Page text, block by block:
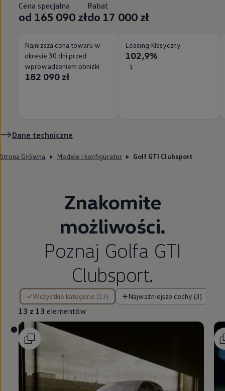
Cena specjalna
od 165 090 zł
Rabat
do 17 000 zł
Najniższa cena towaru w
okresie 30 dni przed
wprowadzeniem obniżki
182 090 zł
Leasing Klasyczny
102,9%
1
Dane techniczne
Strona Główna Modele i konfigurator Golf GTI Clubsport
Znakomite
możliwości.
Poznaj Golfa GTI
Clubsport.
Wszystkie kategorie (13) Najważniejsze cechy (3)
13 z 13 elementów
13 z 13 elementów